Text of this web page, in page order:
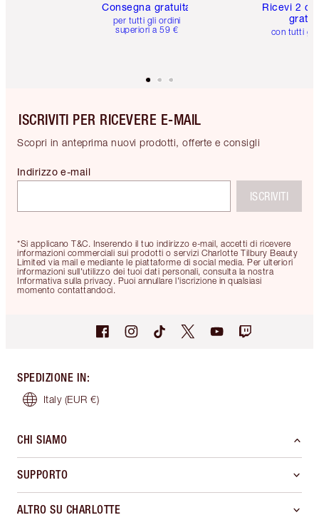
Consegna gratuita
per tutti gli ordini
superiori a 59 €
Ricevi 2
con tutti gli
ISCRIVITI PER RICEVERE E-MAIL
Scopri in anteprima nuovi prodotti, offerte e consigli
*Si applicano T&C. Inserendo il tuo indirizzo e-mail, accetti di ricevere
informazioni commerciali sui prodotti o servizi Charlotte Tilbury Beauty
Limited via mail e mediante le piattaforme di social media. Per ulteriori
informazioni sull'utilizzo dei tuoi dati personali, consulta la nostra
Informativa sulla privacy. Puoi annullare l'iscrizione in qualsiasi
momento contattandoci.
Indirizzo e-mail
ISCRIVITI
SPEDIZIONE IN :
Italy (EUR €)
CHI SIAMO
SUPPORTO
ALTRO SU CHARLOTTE